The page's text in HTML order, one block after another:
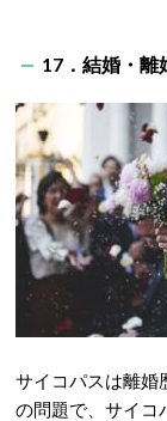
17．結婚・離
サイコパスは離婚
の問題で、サイコ